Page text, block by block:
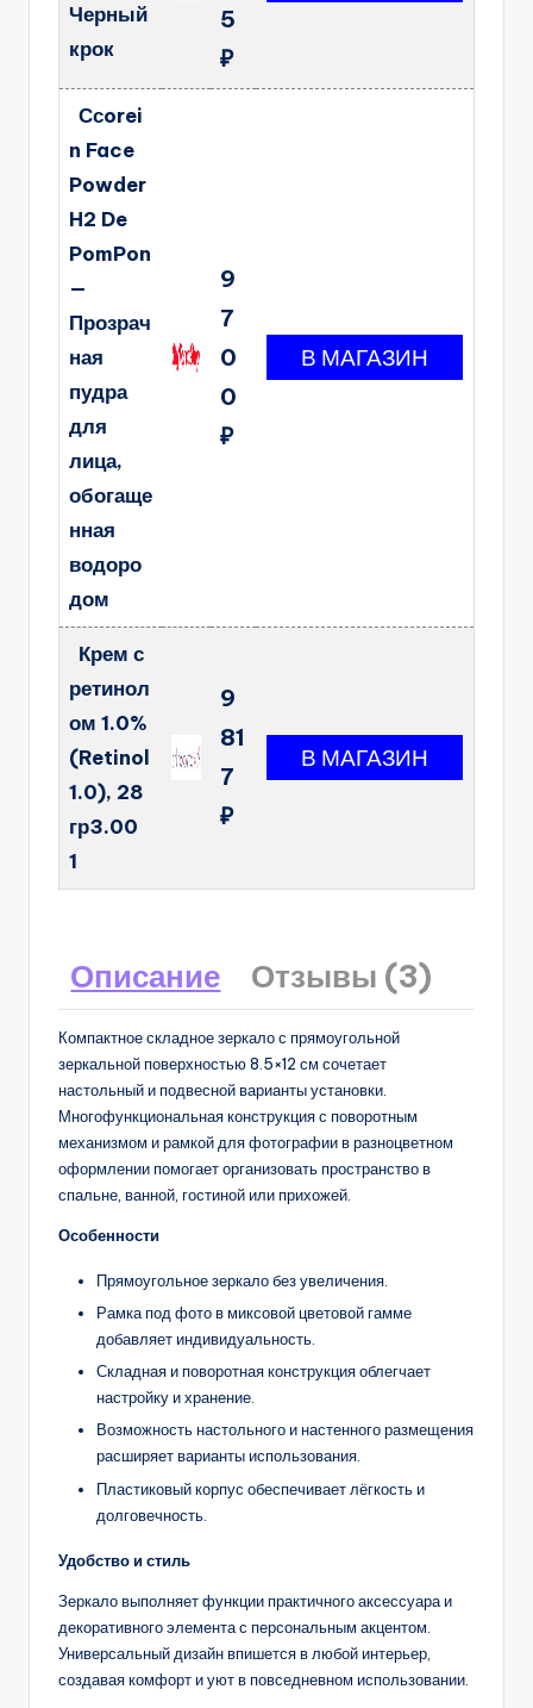
Черный
крок
5
₽
Ссorei
n Face
Powder
H2 De
PomPon
—
Прозрач
ная
пудра
для
лица,
обогаще
нная
водоро
дом
9
7
0
0
₽
Крем с
ретинол
ом 1.0%
(Retinol
1.0), 28
гр3.00
1
9
81
7
₽
Описание Отзывы (3)
Компактное складное зеркало с прямоугольной
зеркальной поверхностью 8.5×12 см сочетает
настольный и подвесной варианты установки.
Многофункциональная конструкция с поворотным
механизмом и рамкой для фотографии в разноцветном
оформлении помогает организовать пространство в
спальне, ванной, гостиной или прихожей.
Особенности
Прямоугольное зеркало без увеличения.
Рамка под фото в миксовой цветовой гамме
добавляет индивидуальность.
Складная и поворотная конструкция облегчает
настройку и хранение.
Возможность настольного и настенного размещения
расширяет варианты использования.
Пластиковый корпус обеспечивает лёгкость и
долговечность.
Удобство и стиль
Зеркало выполняет функции практичного аксессуара и
декоративного элемента с персональным акцентом.
Универсальный дизайн впишется в любой интерьер,
создавая комфорт и уют в повседневном использовании.